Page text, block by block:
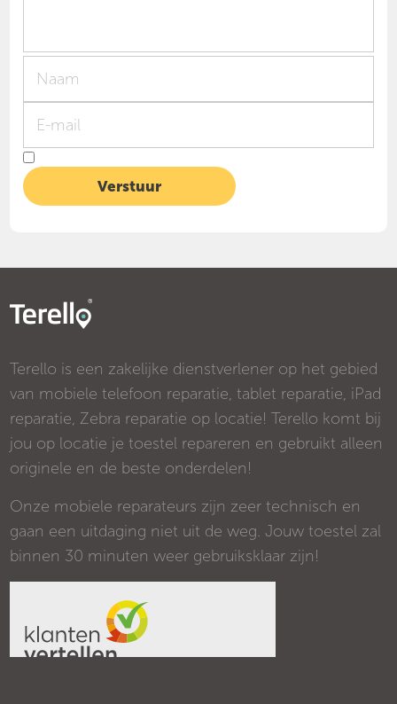
Terello is een zakelijke dienstverlener op het gebied
van mobiele telefoon reparatie, tablet reparatie, iPad
reparatie, Zebra reparatie op locatie! Terello komt bij
jou op locatie je toestel repareren en gebruikt alleen
originele en de beste onderdelen!
Onze mobiele reparateurs zijn zeer technisch en
gaan een uitdaging niet uit de weg. Jouw toestel zal
binnen 30 minuten weer gebruiksklaar zijn!